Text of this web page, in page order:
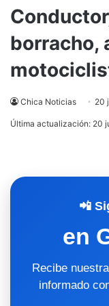
borracho,
Chica Noticias 20
Última actualización: 20
📲
en
Recibe
informado